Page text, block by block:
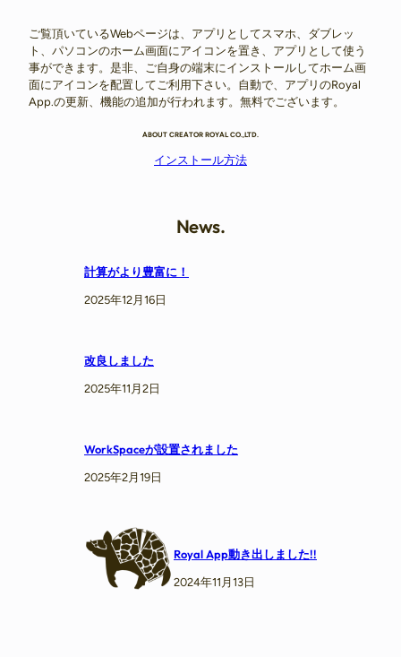
ご覧頂いているWebページは、アプリとしてスマホ、ダブレッ
ト、パソコンのホーム画面にアイコンを置き、アプリとして使う
事ができます。是非、ご自身の端末にインストールしてホーム画
面にアイコンを配置してご利用下さい。自動で、アプリのRoyal
App.の更新、機能の追加が行われます。無料でございます。
ABOUT CREATOR ROYAL CO.,LTD.
インストール方法
News.
計算がより豊富に！
2025年12月16日
改良しました
2025年11月2日
WorkSpaceが設置されました
2025年2月19日
Royal App動き出しました!!
2024年11月13日